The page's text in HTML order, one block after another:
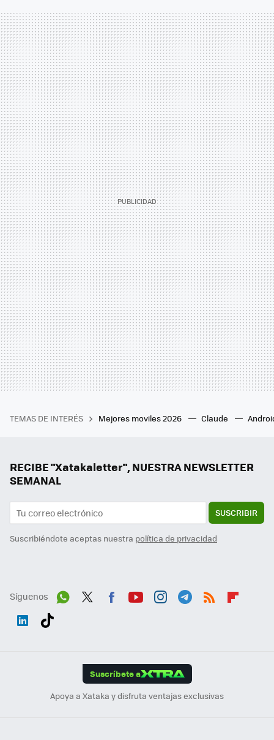
TEMAS DE INTERÉS Mejores moviles 2026 Claude
RECIBE "Xatakaletter", NUESTRA NEWSLETTER
SEMANAL
SUSCRIBIR
Suscribiéndote aceptas nuestra política de privacidad
Síguenos
Suscríbete a
Apoya a Xataka y disfruta ventajas exclusivas